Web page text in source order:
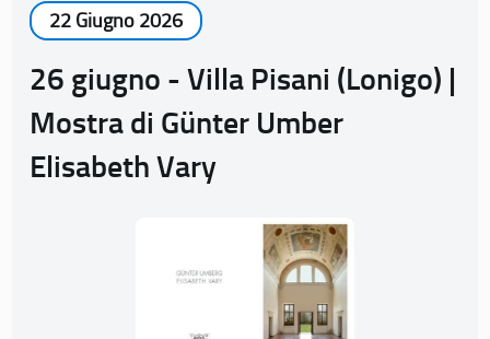
22 Giugno 2026
26 giugno - Villa Pisani (Lonigo) |
Mostra di Günter Umber
Elisabeth Vary